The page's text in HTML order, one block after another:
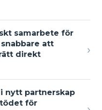
samarbete för
att
direkt
›
i nytt partnerskap
för